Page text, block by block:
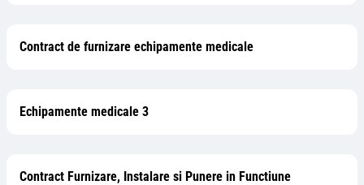
Contract de furnizare echipamente medicale
Echipamente medicale 3
Contract Furnizare, Instalare si Punere in Functiune